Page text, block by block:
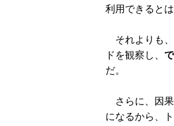
利用できると
それよりも、
ドを観察し、
だ。
さらに、因果
になるから、